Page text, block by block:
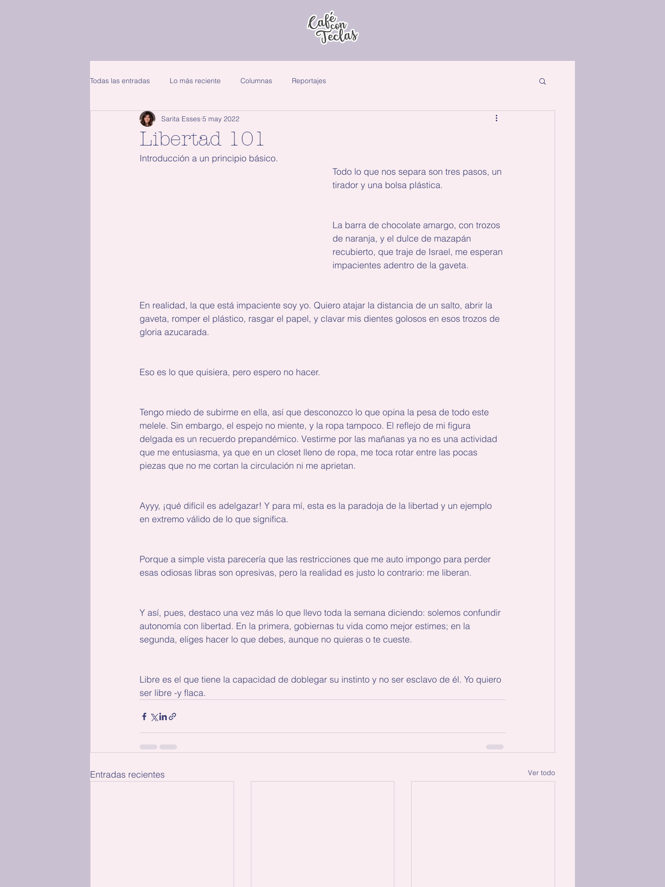
Todas las entradas Lo más reciente Columnas Reportajes
Libertad 101
Sarita Esses 5 may 2022
Todo lo que nos separa son tres pasos, un
tirador y una bolsa plástica.
La barra de chocolate amargo, con trozos
de naranja, y el dulce de mazapán
recubierto, que traje de Israel, me esperan
impacientes adentro de la gaveta.
En realidad, la que está impaciente soy yo. Quiero atajar la distancia de un salto, abrir la
gaveta, romper el plástico, rasgar el papel, y clavar mis dientes golosos en esos trozos de
gloria azucarada.
Eso es lo que quisiera, pero espero no hacer.
Tengo miedo de subirme en ella, así que desconozco lo que opina la pesa de todo este
melele. Sin embargo, el espejo no miente, y la ropa tampoco. El reflejo de mi figura
delgada es un recuerdo prepandémico. Vestirme por las mañanas ya no es una actividad
que me entusiasma, ya que en un closet lleno de ropa, me toca rotar entre las pocas
piezas que no me cortan la circulación ni me aprietan.
Ayyy, ¡qué difícil es adelgazar! Y para mí, esta es la paradoja de la libertad y un ejemplo
en extremo válido de lo que significa.
Porque a simple vista parecería que las restricciones que me auto impongo para perder
esas odiosas libras son opresivas, pero la realidad es justo lo contrario: me liberan.
Y así, pues, destaco una vez más lo que llevo toda la semana diciendo: solemos confundir
autonomía con libertad. En la primera, gobiernas tu vida como mejor estimes; en la
segunda, eliges hacer lo que debes, aunque no quieras o te cueste.
Libre es el que tiene la capacidad de doblegar su instinto y no ser esclavo de él. Yo quiero
ser libre -y flaca.
Entradas recientes Ver todo